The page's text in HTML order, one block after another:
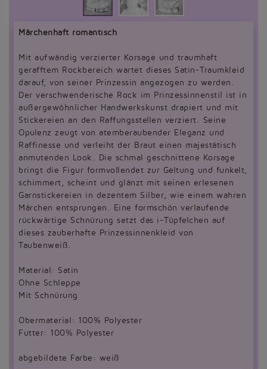
Märchenhaft romantisch
Mit aufwändig verzierter Korsage und traumhaft
gerafftem Rockbereich wartet dieses Satin-Traumkleid
darauf, von seiner Prinzessin angezogen zu werden.
Der verschwenderische Rock im Prinzessinnenstil ist in
außergewöhnlicher Handwerkskunst drapiert und mit
Stickereien an den Raffungsstellen verziert. Seine
Opulenz zeugt von atemberaubender Eleganz und
Raffinesse und verleiht der Braut einen majestätisch
anmutenden Look. Die schmal geschnittene Korsage
bringt die Figur formvollendet zur Geltung und funkelt,
schimmert, scheint und glänzt mit seinen erlesenen
Garnstickereien in dezentem Silber, wie einem wahren
Märchen entsprungen. Eine formschön verlaufende
rückwärtige Schnürung setzt das i-Tüpfelchen auf
dieses zauberhafte Prinzessinnenkleid von
Taubenweiß.
Material: Satin
Ohne Schleppe
Mit Schnürung
Obermaterial: 100% Polyester
Futter: 100% Polyester
abgebildete Farbe: weiß